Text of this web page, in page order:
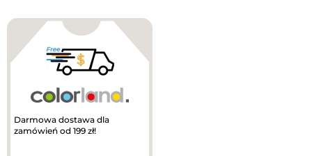
Darmowa dostawa dla
zamówień od 199 zł!